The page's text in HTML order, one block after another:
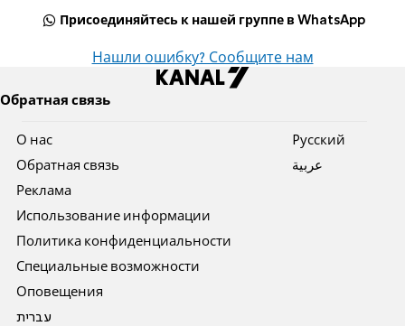
Присоединяйтесь к нашей группе в WhatsApp
Нашли ошибку? Сообщите нам
Обратная связь
О нас
Обратная связь
Реклама
Использование информации
Политика конфиденциальности
Специальные возможности
Оповещения
עברית
Pусский
عربية